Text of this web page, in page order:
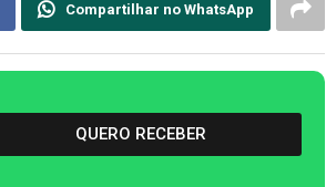
Compartilhar no WhatsApp
QUERO RECEBER